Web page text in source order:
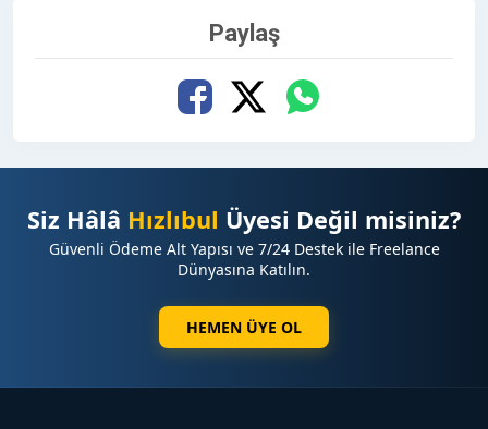
Paylaş
Siz Hâlâ Hızlıbul Üyesi Değil misiniz?
Güvenli Ödeme Alt Yapısı ve 7/24 Destek ile Freelance
Dünyasına Katılın.
HEMEN ÜYE OL